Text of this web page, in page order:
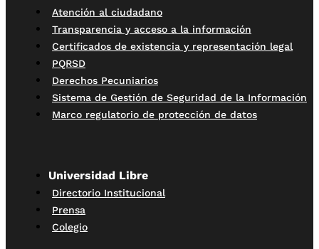
Atención al ciudadano
Transparencia y acceso a la información
Certificados de existencia y representación legal
PQRSD
Derechos Pecuniarios
Sistema de Gestión de Seguridad de la Información
Marco regulatorio de protección de datos
Universidad Libre
Directorio Institucional
Prensa
Colegio